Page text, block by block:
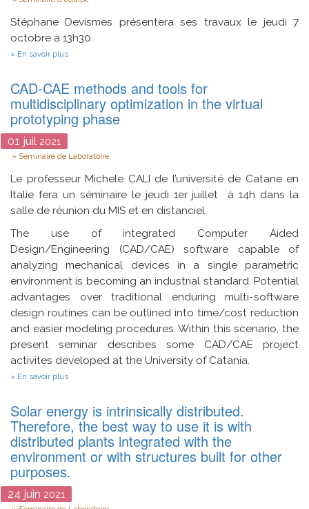
Stéphane Devismes présentera ses travaux le jeudi 7
octobre à 13h30.
En savoir plus
Perpetual
Grid
Exploration
by
Luminous
Robots
Common
Chirality
CAD-CAE methods and tools for
multidisciplinary optimization in the virtual
prototyping phase
01 juil 2021
Type
Séminaire de Laboratoire
Le professeur Michele CALI de l’université de Catane en
Italie fera un séminaire le jeudi 1er juillet à 14h dans la
salle de réunion du MIS et en distanciel.
The use of integrated Computer Aided
Design/Engineering (CAD/CAE) software capable of
analyzing mechanical devices in a single parametric
environment is becoming an industrial standard. Potential
advantages over traditional enduring multi-software
design routines can be outlined into time/cost reduction
and easier modeling procedures. Within this scenario, the
present seminar describes some CAD/CAE project
activites developed at the University of Catania.
En savoir plus
methods
and
tools
for
multidisciplinary
optimization
in
the
prototyping
Solar energy is intrinsically distributed.
Therefore, the best way to use it is with
distributed plants integrated with the
environment or with structures built for other
purposes.
24 juin 2021